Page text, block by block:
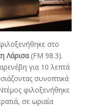
στο
Λάρισα(FM 98.3).
για 10 λεπτά
συνοπτικά
φιλοξενήθηκε
σε ωριαία